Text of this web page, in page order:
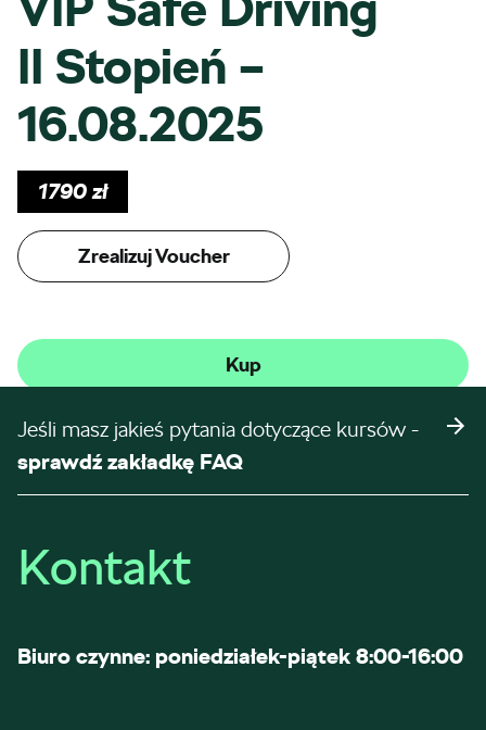
II Stopień –
16.08.2025
1790zł
Zrealizuj Voucher
Kup
Jeśli masz jakieś pytania dotyczące kursów -
sprawdź zakładkę FAQ
Kontakt
Biuro czynne: poniedziałek-piątek 8:00-16:00